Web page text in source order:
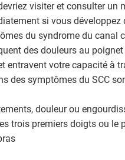
visiter et consulter un
si vous développez
du syndrome du canal
des douleurs au poignet
entravent votre capacité à
des symptômes du SCC
douleur ou
trois premiers doigts ou le